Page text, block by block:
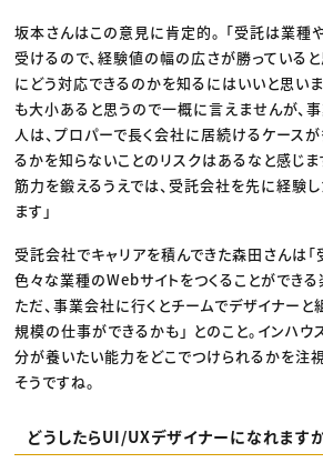
坂本さんはこの意見に肯定的。 「受託は業種
受けるので、経験値の幅の広さが勝っている
にどう対応できるのかを知るにはいいと思いま
も大小あると思うので一概に言えませんが、
人は、プロパーで長く会社に居続けるケースが
るかを知らないことのリスクはあるなと感じま
筋力を鍛えるうえでは、受託会社を先に経験
ます」
受託会社でキャリアを積んできた森田さんは
色々な業種のWebサイトをつくることができる
ただ、事業会社に行くとチームでデザイナーと
規模の仕事ができるかも」 とのこと。インハ
分が養いたい能力をどこでつけられるかを注
そうですね。
どうしたらUI/UXデザイナーになれます